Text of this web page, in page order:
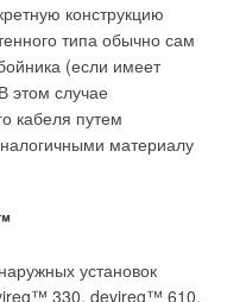
конструкцию
типа обычно сам
(если имеет
этом случае
кабеля путем
материалу
установок
330, devireg™ 610,